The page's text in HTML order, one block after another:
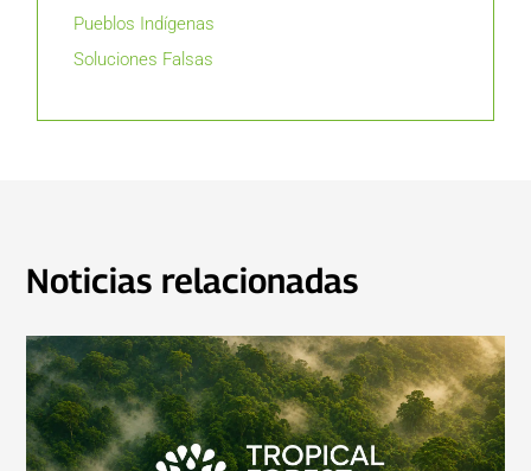
Pueblos Indígenas
Soluciones Falsas
Noticias relacionadas